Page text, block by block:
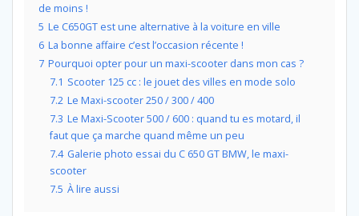
de moins !
5 Le C650GT est une alternative à la voiture en ville
6 La bonne affaire c’est l’occasion récente !
7 Pourquoi opter pour un maxi-scooter dans mon cas ?
7.1 Scooter 125 cc : le jouet des villes en mode solo
7.2 Le Maxi-scooter 250 / 300 / 400
7.3 Le Maxi-Scooter 500 / 600 : quand tu es motard, il
faut que ça marche quand même un peu
7.4 Galerie photo essai du C 650 GT BMW, le maxi-
scooter
7.5 À lire aussi